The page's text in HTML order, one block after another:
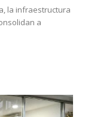
la infraestructura
a